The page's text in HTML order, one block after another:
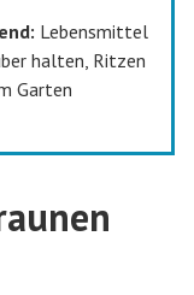
Lebensmittel
halten, Ritzen
Garten